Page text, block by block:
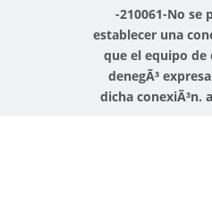
-210061-No se
establecer una
que el equipo de
denegÃ³
dicha conexiÃ³n.